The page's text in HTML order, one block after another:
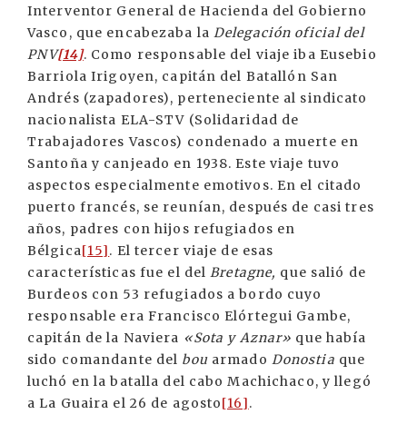
Interventor General de Hacienda del Gobierno
Vasco, que encabezaba la Delegación oficial del
PNV[14]. Como responsable del viaje iba Eusebio
Barriola Irigoyen, capitán del Batallón San
Andrés (zapadores), perteneciente al sindicato
nacionalista ELA-STV (Solidaridad de
Trabajadores Vascos) condenado a muerte en
Santoña y canjeado en 1938. Este viaje tuvo
aspectos especialmente emotivos. En el citado
puerto francés, se reunían, después de casi tres
años, padres con hijos refugiados en
Bélgica[15]. El tercer viaje de esas
características fue el delBretagne, que salió de
Burdeos con 53 refugiados a bordo cuyo
responsable era Francisco Elórtegui Gambe,
capitán de la Naviera «Sota y Aznar» que había
sido comandante del bouarmado Donostia que
luchó en la batalla del cabo Machichaco, y llegó
a La Guaira el 26 de agosto[16].